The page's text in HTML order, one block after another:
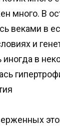
много. В
веками в
и
иногда в